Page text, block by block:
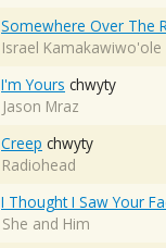
Somewhere Over The
Israel Kamakawiwo'ole
I'm Yours chwyty
Jason Mraz
Creep chwyty
Radiohead
I Thought I Saw Your
She and Him